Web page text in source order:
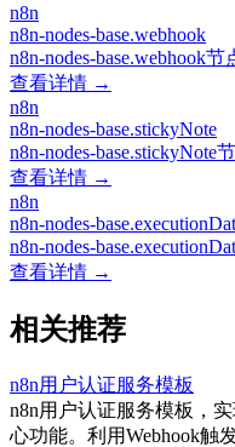
n8n
n8n-nodes-base.webhook
n8n-nodes-base.webhook节
查看详情 →
n8n
n8n-nodes-base.stickyNote
n8n-nodes-base.stickyNote
查看详情 →
n8n
n8n-nodes-
n8n-nodes-
查看详情 →
相关推荐
n8n用户认证服务模板
n8n用户认证服务模板，
心功能。利用Webhook触